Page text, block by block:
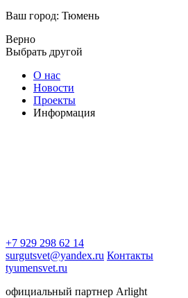
Ваш город: Тюмень
Верно
Выбрать другой
О нас
Новости
Проекты
Информация
+7 929 298 62 14
surgutsvet@yandex.ru Контакты
tyumensvet.ru
официальный партнер Arlight